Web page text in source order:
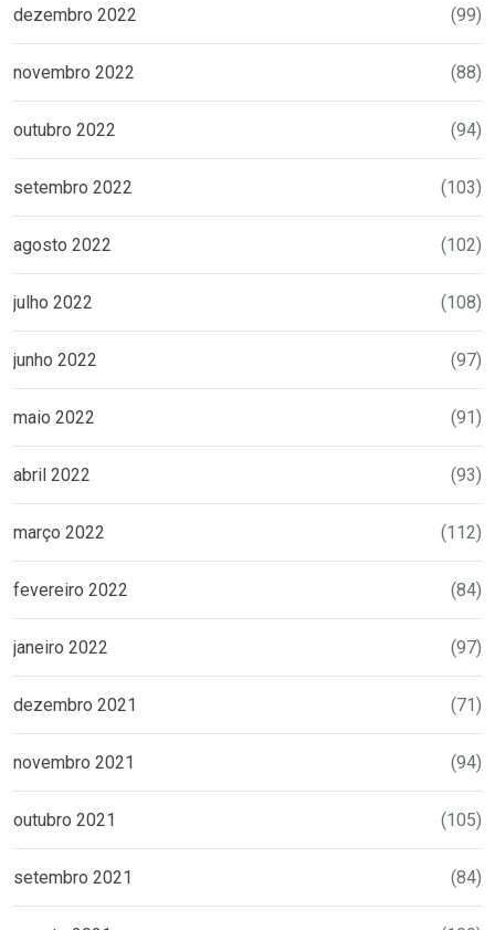
dezembro 2022 (99)
novembro 2022 (88)
outubro 2022 (94)
setembro 2022 (103)
agosto 2022 (102)
julho 2022 (108)
junho 2022 (97)
maio 2022 (91)
abril 2022 (93)
março 2022 (112)
fevereiro 2022 (84)
janeiro 2022 (97)
dezembro 2021 (71)
novembro 2021 (94)
outubro 2021 (105)
setembro 2021 (84)